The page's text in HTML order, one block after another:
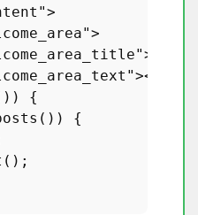
">
">
"><?
"><?
{
()) {
();